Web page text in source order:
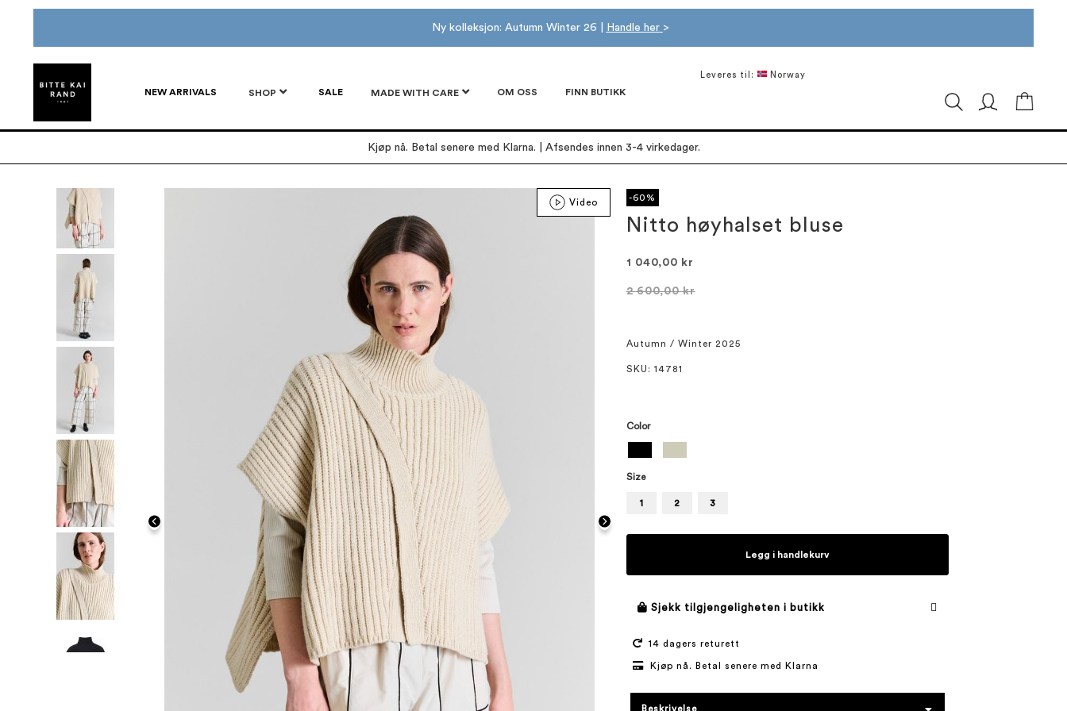
Ny kolleksjon: Autumn Winter 26 | Handle her >
NEW ARRIVALS SHOP SALE MADE WITH CARE OM OSS FINN BUTIKK
Leveres til: Norway
Kjøp nå. Betal senere med Klarna. | Afsendes innen 3-4 virkedager.
slutten
bildegalleri
Video -60%
Nitto høyhalset bluse
1 040,00 kr
2 600,00 kr
Autumn / Winter 2025
SKU : 14781
Color
Size
1 2 3
Legg i handlekurv
Sjekk tilgjengeligheten i butikk
14 dagers returett
Kjøp nå. Betal senere med Klarna
Beskrivelse